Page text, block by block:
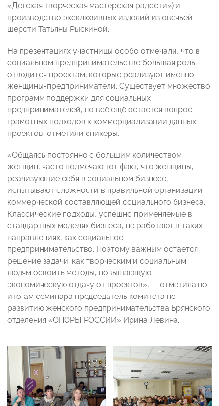
«Детская творческая мастерская радости») и
производство эксклюзивных изделий из овечьей
шерсти Татьяны Рыскиной.
На презентациях участницы особо отмечали, что в
социальном предпринимательстве большая роль
отводится проектам, которые реализуют именно
женщины-предприниматели. Существует множество
программ поддержки для социальных
предпринимателей, но всё ещё остается вопрос
грамотных подходов к коммерциализации данных
проектов, отметили спикеры.
«Общаясь постоянно с большим количеством
женщин, часто подмечаю тот факт, что женщины,
реализующие себя в социальном бизнесе,
испытывают сложности в правильной организации
коммерческой составляющей социального бизнеса.
Классические подходы, успешно применяемые в
стандартных моделях бизнеса, не работают в таких
направлениях, как социальное
предпринимательство. Поэтому важным остается
решение задачи: как творческим и социальным
людям освоить методы, повышающую
экономическую отдачу от проектов», — отметила по
итогам семинара председатель комитета по
развитию женского предпринимательства Брянского
отделения «ОПОРЫ РОССИИ» Ирина Левина.